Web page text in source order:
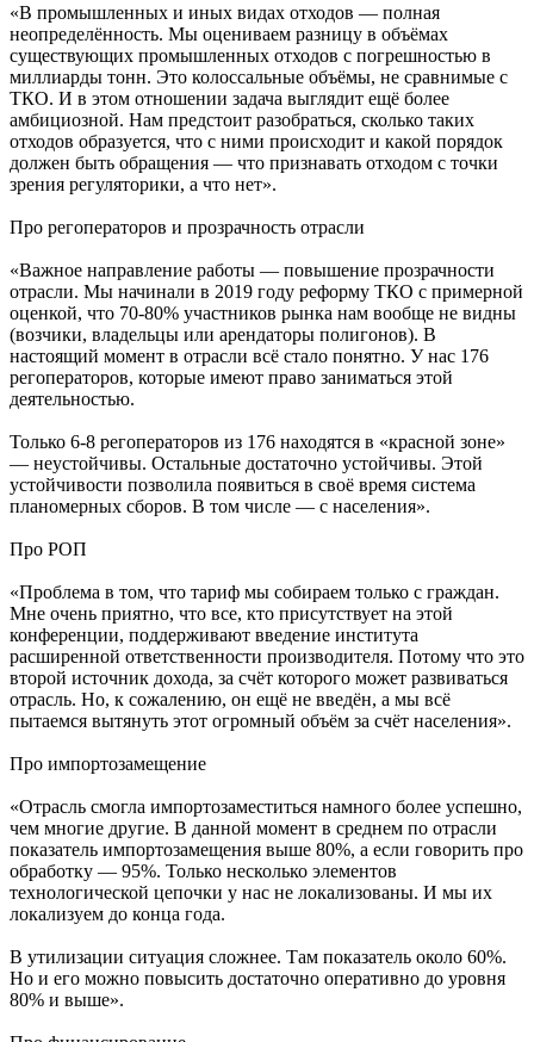
«В промышленных и иных видах отходов — полная
неопределённость. Мы оцениваем разницу в объёмах
существующих промышленных отходов с погрешностью в
миллиарды тонн. Это колоссальные объёмы, не сравнимые с
ТКО. И в этом отношении задача выглядит ещё более
амбициозной. Нам предстоит разобраться, сколько таких
отходов образуется, что с ними происходит и какой порядок
должен быть обращения — что признавать отходом с точки
зрения регуляторики, а что нет».
Про регоператоров и прозрачность отрасли
«Важное направление работы — повышение прозрачности
отрасли. Мы начинали в 2019 году реформу ТКО с примерной
оценкой, что 70-80% участников рынка нам вообще не видны
(возчики, владельцы или арендаторы полигонов). В
настоящий момент в отрасли всё стало понятно. У нас 176
регоператоров, которые имеют право заниматься этой
деятельностью.
Только 6-8 регоператоров из 176 находятся в «красной зоне»
— неустойчивы. Остальные достаточно устойчивы. Этой
устойчивости позволила появиться в своё время система
планомерных сборов. В том числе — с населения».
Про РОП
«Проблема в том, что тариф мы собираем только с граждан.
Мне очень приятно, что все, кто присутствует на этой
конференции, поддерживают введение института
расширенной ответственности производителя. Потому что это
второй источник дохода, за счёт которого может развиваться
отрасль. Но, к сожалению, он ещё не введён, а мы всё
пытаемся вытянуть этот огромный объём за счёт населения».
Про импортозамещение
«Отрасль смогла импортозаместиться намного более успешно,
чем многие другие. В данной момент в среднем по отрасли
показатель импортозамещения выше 80%, а если говорить про
обработку — 95%. Только несколько элементов
технологической цепочки у нас не локализованы. И мы их
локализуем до конца года.
В утилизации ситуация сложнее. Там показатель около 60%.
Но и его можно повысить достаточно оперативно до уровня
80% и выше».